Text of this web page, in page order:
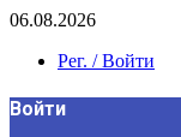
06.08.2026
Рег. / Войти
Войти